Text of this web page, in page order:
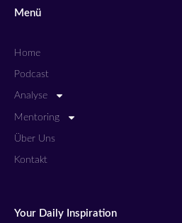
Menü
Home
Podcast
Analyse
Mentoring
Über Uns
Kontakt
Your Daily Inspiration